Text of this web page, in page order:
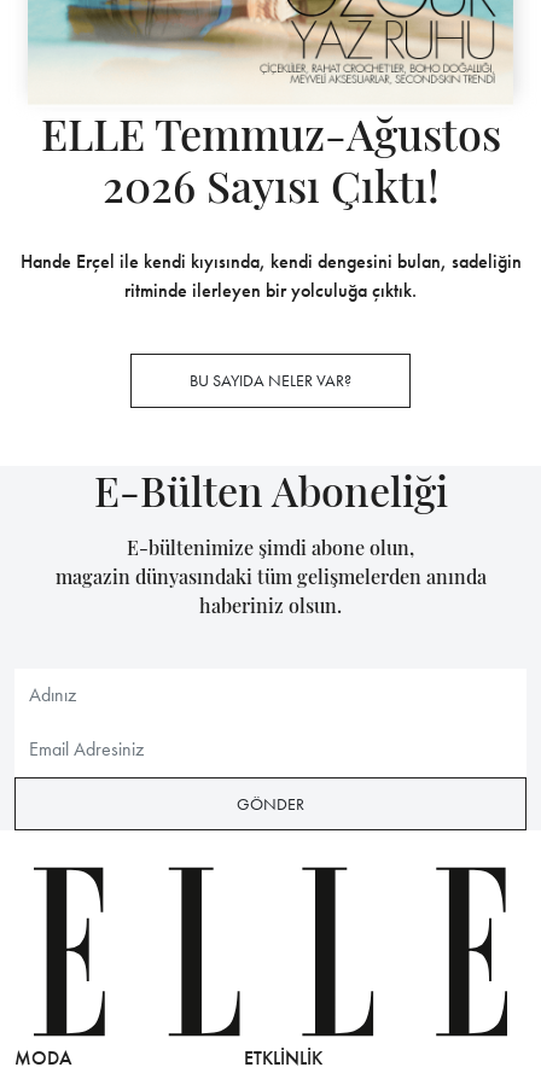
ELLE Temmuz-Ağustos
2026 Sayısı Çıktı!
Hande Erçel ile kendi kıyısında, kendi dengesini bulan, sadeliğin
ritminde ilerleyen bir yolculuğa çıktık.
BU SAYIDA NELER VAR?
E-Bülten Aboneliği
E-bültenimize şimdi abone olun,
magazin dünyasındaki tüm gelişmelerden anında
haberiniz olsun.
GÖNDER
MODA
ETKLINLIK